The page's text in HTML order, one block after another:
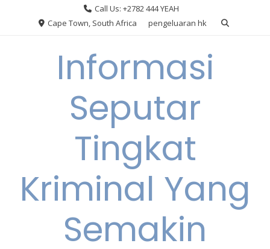
Call Us: +2782 444 YEAH
Cape Town, South Africa
pengeluaran hk
Informasi
Seputar
Tingkat
Kriminal Yang
Semakin